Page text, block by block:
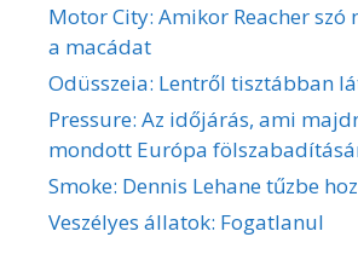
Motor City: Amikor Reacher
a macádat
Odüsszeia: Lentről tisztábban
Pressure: Az időjárás, ami
mondott Európa
Smoke: Dennis Lehane tűzbe hoz
Veszélyes állatok: Fogatlanul